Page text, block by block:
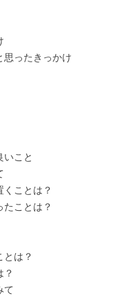
ったきっかけ
こと
ことは？
ことは？
は？
て